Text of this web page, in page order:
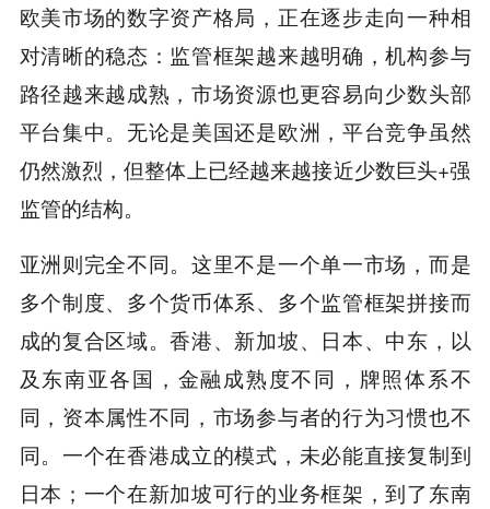
欧美市场的数字资产格局，正在逐步走向一种相
对清晰的稳态：监管框架越来越明确，机构参与
路径越来越成熟，市场资源也更容易向少数头部
平台集中。无论是美国还是欧洲，平台竞争虽然
仍然激烈，但整体上已经越来越接近少数巨头+强
监管的结构。
亚洲则完全不同。这里不是一个单一市场，而是
多个制度、多个货币体系、多个监管框架拼接而
成的复合区域。香港、新加坡、日本、中东，以
及东南亚各国，金融成熟度不同，牌照体系不
同，资本属性不同，市场参与者的行为习惯也不
同。一个在香港成立的模式，未必能直接复制到
日本；一个在新加坡可行的业务框架，到了东南